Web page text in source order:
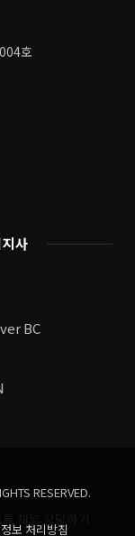
호
사
BC
RESERVED.
보 처리방침